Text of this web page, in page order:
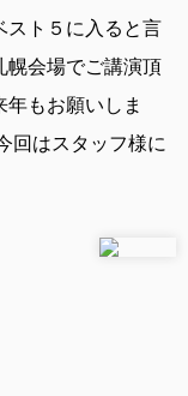
スト５に入ると言
幌会場でご講演頂
もお願いしま
回はスタッフ様に